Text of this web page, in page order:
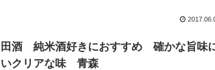
田酒 純米酒好きにおすすめ 確かな旨味
いクリアな味 青森